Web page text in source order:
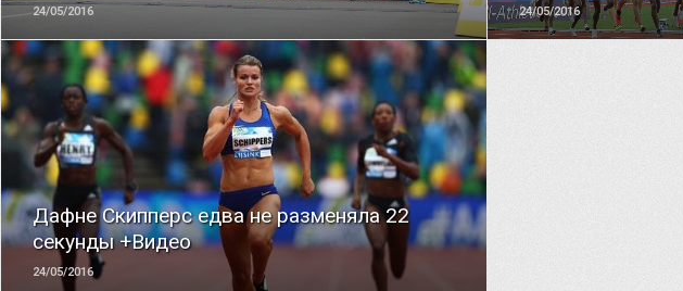
24/05/2016 24/05/2016
Дафне Скипперс едва не разменяла 22
секунды +Видео
24/05/2016
ЧИТАТЬ